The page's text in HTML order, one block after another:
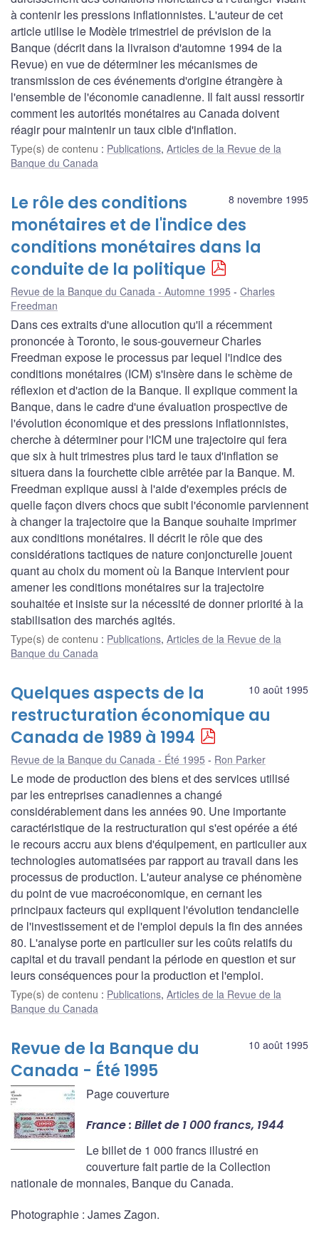
à contenir les pressions inflationnistes. L'auteur de cet
article utilise le Modèle trimestriel de prévision de la
Banque (décrit dans la livraison d'automne 1994 de la
Revue) en vue de déterminer les mécanismes de
transmission de ces événements d'origine étrangère à
l'ensemble de l'économie canadienne. Il fait aussi ressortir
comment les autorités monétaires au Canada doivent
réagir pour maintenir un taux cible d'inflation.
Type(s) de contenu : Publications, Articles de la Revue de la
Banque du Canada
8 novembre 1995
Le rôle des conditions
monétaires et de l'indice des
conditions monétaires dans la
conduite de la politique
Revue de la Banque du Canada - Automne 1995
Charles
Freedman
Dans ces extraits d'une allocution qu'il a récemment
prononcée à Toronto, le sous-gouverneur Charles
Freedman expose le processus par lequel l'indice des
conditions monétaires (ICM) s'insère dans le schème de
réflexion et d'action de la Banque. Il explique comment la
Banque, dans le cadre d'une évaluation prospective de
l'évolution économique et des pressions inflationnistes,
cherche à déterminer pour l'ICM une trajectoire qui fera
que six à huit trimestres plus tard le taux d'inflation se
situera dans la fourchette cible arrêtée par la Banque. M.
Freedman explique aussi à l'aide d'exemples précis de
quelle façon divers chocs que subit l'économie parviennent
à changer la trajectoire que la Banque souhaite imprimer
aux conditions monétaires. Il décrit le rôle que des
considérations tactiques de nature conjoncturelle jouent
quant au choix du moment où la Banque intervient pour
amener les conditions monétaires sur la trajectoire
souhaitée et insiste sur la nécessité de donner priorité à la
stabilisation des marchés agités.
Type(s) de contenu : Publications, Articles de la Revue de la
Banque du Canada
10 août 1995
Quelques aspects de la
restructuration économique au
Canada de 1989 à 1994
Revue de la Banque du Canada - Été 1995 Ron Parker
Le mode de production des biens et des services utilisé
par les entreprises canadiennes a changé
considérablement dans les années 90. Une importante
caractéristique de la restructuration qui s'est opérée a été
le recours accru aux biens d'équipement, en particulier aux
technologies automatisées par rapport au travail dans les
processus de production. L'auteur analyse ce phénomène
du point de vue macroéconomique, en cernant les
principaux facteurs qui expliquent l'évolution tendancielle
de l'investissement et de l'emploi depuis la fin des années
80. L'analyse porte en particulier sur les coûts relatifs du
capital et du travail pendant la période en question et sur
leurs conséquences pour la production et l'emploi.
Type(s) de contenu : Publications, Articles de la Revue de la
Banque du Canada
10 août 1995
Revue de la Banque du
Canada - Été 1995
Page couverture
France : Billet de 1 000 francs, 1944
Le billet de 1 000 francs illustré en
couverture fait partie de la Collection
nationale de monnaies, Banque du Canada.
Photographie : James Zagon.